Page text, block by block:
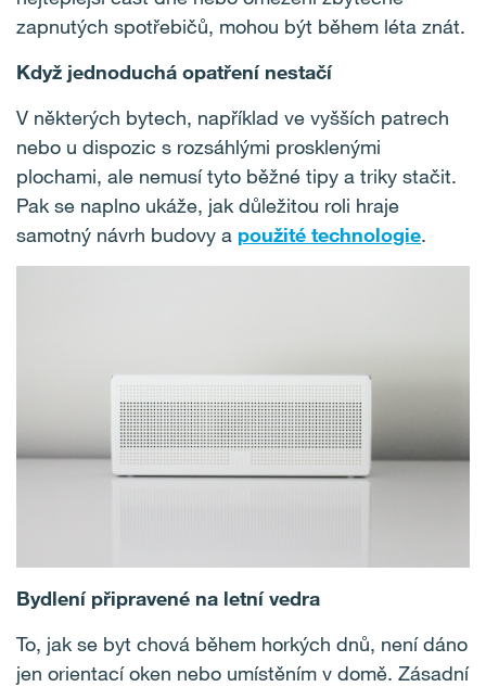
zapnutých spotřebičů, mohou být během léta znát.
Když jednoduchá opatření nestačí
V některých bytech, například ve vyšších patrech
nebo u dispozic s rozsáhlými prosklenými
plochami, ale nemusí tyto běžné tipy a triky stačit.
Pak se naplno ukáže, jak důležitou roli hraje
samotný návrh budovy a použité technologie.
Bydlení připravené na letní vedra
To, jak se byt chová během horkých dnů, není dáno
jen orientací oken nebo umístěním v domě. Zásadní